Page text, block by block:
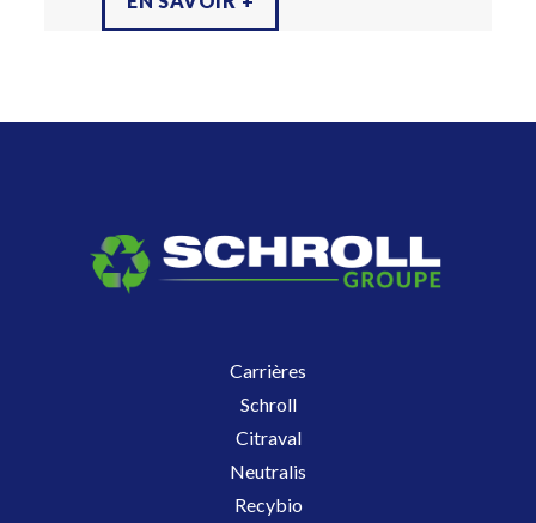
Carrières
Schroll
Citraval
Neutralis
Recybio